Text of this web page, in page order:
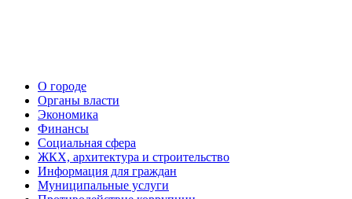
О городе
Органы власти
Экономика
Финансы
Социальная сфера
ЖКХ, архитектура и строительство
Информация для граждан
Муниципальные услуги